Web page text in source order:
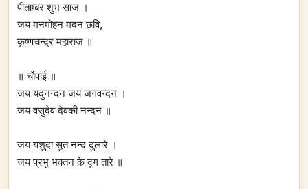
पीताम्बर शुभ साज ।
जय मनमोहन मदन छवि,
कृष्णचन्द्र महाराज ॥
॥ चौपाई ॥
जय यदुनन्दन जय जगवन्दन ।
जय वसुदेव देवकी नन्दन ॥
जय यशुदा सुत नन्द दुलारे ।
जय प्रभु भक्तन के दृग तारे ॥